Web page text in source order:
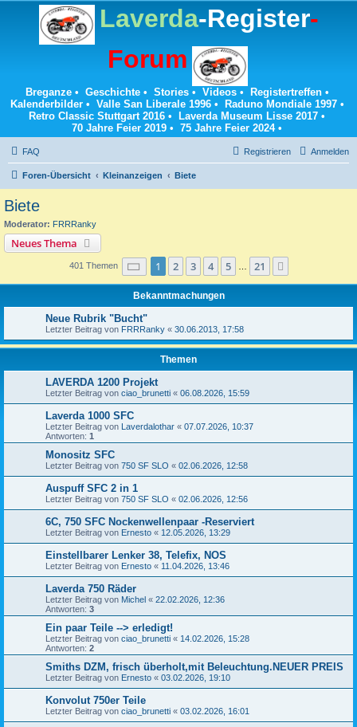
Laverda-Register-
Forum
Breganze• Geschichte• Stories• Videos• Registertreffen•
Kalenderbilder• Valle San Liberale 1996• Raduno Mondiale 1997•
Retro Classic Stuttgart 2016 • Laverda Museum Lisse 2017 •
70 Jahre Feier 2019 • 75 Jahre Feier 2024•
FAQ Anmelden
Registrieren
Foren-Übersicht Kleinanzeigen Biete
Biete
Moderator: FRRRanky
Neues Thema
401 Themen Seite 1von 21
1 2 3 4 5 21
Bekanntmachungen
Neue Rubrik "Bucht"
Letzter Beitrag von FRRRanky « 30.06.2013, 17:58
Themen
LAVERDA 1200 Projekt
Letzter Beitrag von ciao_brunetti « 06.08.2026, 15:59
Laverda 1000 SFC
Letzter Beitrag von Laverdalothar « 07.07.2026, 10:37
Antworten: 1
Monositz SFC
Letzter Beitrag von 750 SF SLO « 02.06.2026, 12:58
Auspuff SFC 2 in 1
Letzter Beitrag von 750 SF SLO « 02.06.2026, 12:56
6C, 750 SFC Nockenwellenpaar -Reserviert
Letzter Beitrag von Ernesto « 12.05.2026, 13:29
Einstellbarer Lenker 38, Telefix, NOS
Letzter Beitrag von Ernesto « 11.04.2026, 13:46
Laverda 750 Räder
Letzter Beitrag von Michel « 22.02.2026, 12:36
Antworten: 3
Ein paar Teile --> erledigt!
Letzter Beitrag von ciao_brunetti « 14.02.2026, 15:28
Antworten: 2
Smiths DZM, frisch überholt,mit Beleuchtung.NEUER PREIS
Letzter Beitrag von Ernesto « 03.02.2026, 19:10
Konvolut 750er Teile
Letzter Beitrag von ciao_brunetti « 03.02.2026, 16:01